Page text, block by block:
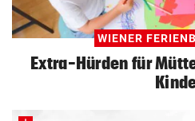
WIENER
Extra-Hürden für